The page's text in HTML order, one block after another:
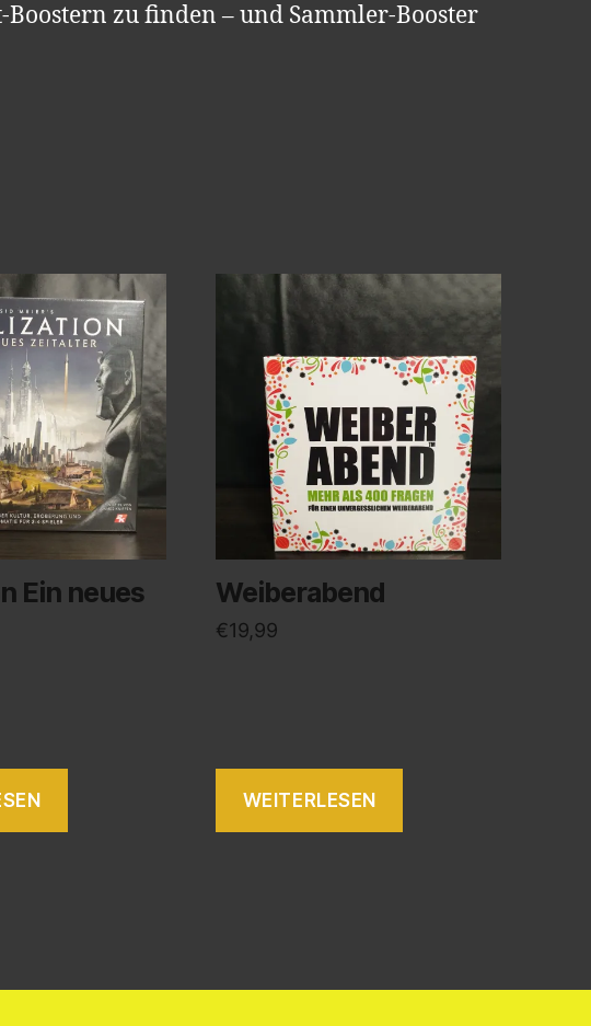
zu finden – und Sammler-Booster
Ein neues
Weiberabend
€19,99
WEITERLESEN